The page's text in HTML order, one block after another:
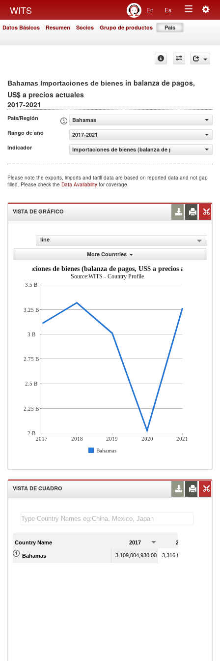
WITS En Es
Toggle
Datos Básicos Resumen Socios Grupo de productos País
Bahamas Importaciones de bienes in balanza de pagos,
US$ a precios actuales
2017-2021
País/Región
Bahamas
Rango de año
2017-2021
Indicador
Importaciones de bienes (balanza de pagos, US$ a
Please note the exports, imports and tariff data are based on reported data and not gap
filled. Please check the Data Availability for coverage.
VISTA DE GRÁFICO
line
More Countries
Importaciones de bienes (balanza de pagos, US$ a precios actuales)
Source:WITS - Country Profile
2017 2018 2019 2020
2021
Bahamas
3.5 B
3.25 B
3 B
2.75 B
2.5 B
2.25 B
2 B
VISTA DE CUADRO
Country Name 2017 2018
Bahamas 3,109,004,930.00 3,316,814,472.00